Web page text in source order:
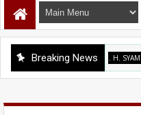
Breaking News
DR. H. SYAMSUL AKMAL